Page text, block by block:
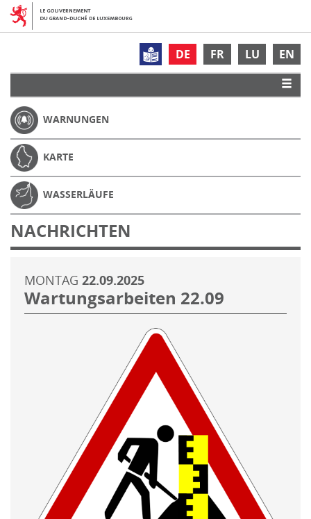
DE FR LU EN
WARNUNGEN
KARTE
WASSERLÄUFE
NACHRICHTEN
MONTAG 22.09.2025
Wartungsarbeiten 22.09